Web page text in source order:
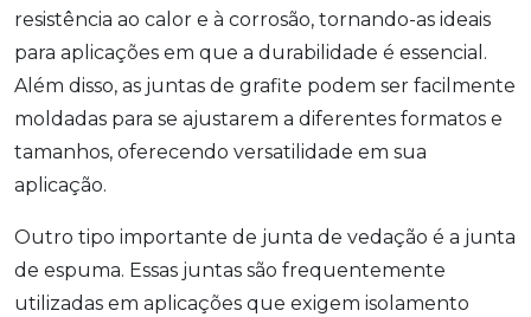
resistência ao calor e à corrosão, tornando-as ideais
para aplicações em que a durabilidade é essencial.
Além disso, as juntas de grafite podem ser facilmente
moldadas para se ajustarem a diferentes formatos e
tamanhos, oferecendo versatilidade em sua
aplicação.
Outro tipo importante de junta de vedação é a junta
de espuma. Essas juntas são frequentemente
utilizadas em aplicações que exigem isolamento